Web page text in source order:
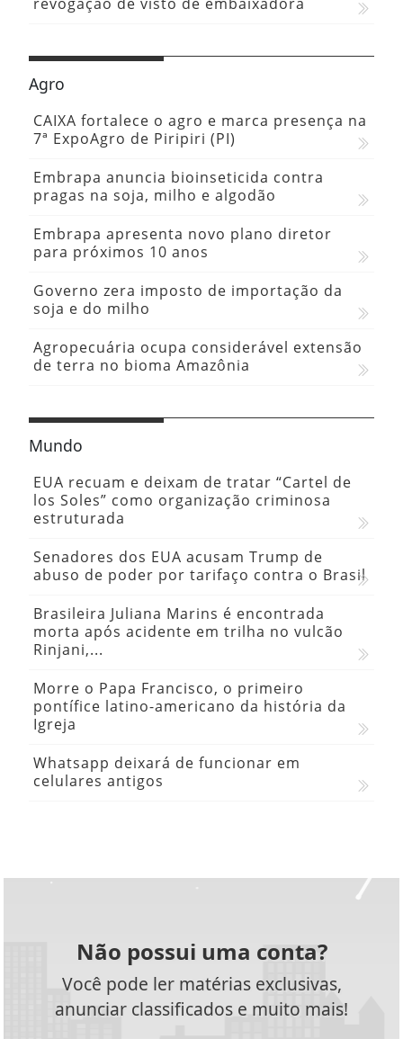
Agro
CAIXA fortalece o agro e marca presença na
7ª ExpoAgro de Piripiri (PI)
Embrapa anuncia bioinseticida contra
pragas na soja, milho e algodão
Embrapa apresenta novo plano diretor
para próximos 10 anos
Governo zera imposto de importação da
soja e do milho
Agropecuária ocupa considerável extensão
de terra no bioma Amazônia
Mundo
EUA recuam e deixam de tratar “Cartel de
los Soles” como organização criminosa
estruturada
Senadores dos EUA acusam Trump de
abuso de poder por tarifaço contra o Brasil
Brasileira Juliana Marins é encontrada
morta após acidente em trilha no vulcão
Rinjani,...
Morre o Papa Francisco, o primeiro
pontífice latino-americano da história da
Igreja
Whatsapp deixará de funcionar em
celulares antigos
Não possui uma conta?
Você pode ler matérias exclusivas,
anunciar classificados e muito mais!